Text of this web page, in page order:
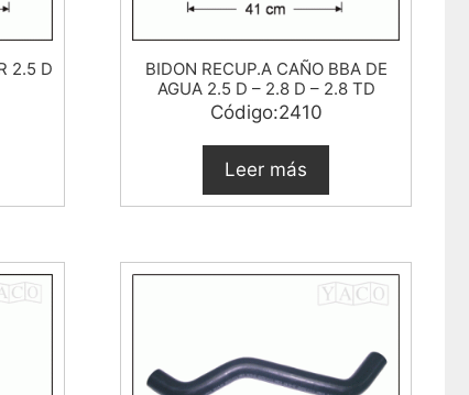
2.5 D
BIDON RECUP.A CAÑO BBA DE
AGUA 2.5 D – 2.8 D – 2.8 TD
Código:2410
Leer más